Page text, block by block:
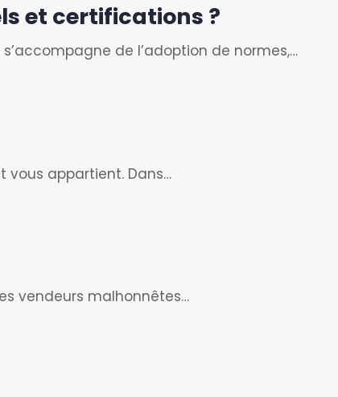
et certifications ?
de l’adoption de normes,…
vous appartient. Dans…
vendeurs malhonnêtes…